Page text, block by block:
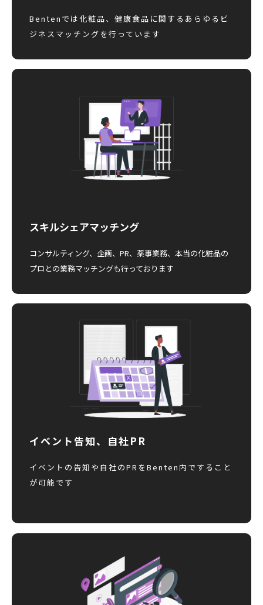
Bentenでは化粧品、健康食品に関するあらゆるビ
ジネスマッチングを行っています
スキルシェアマッチング
コンサルティング、企画、PR、薬事業務、本当の化粧品の
プロとの業務マッチングも行っております
イベント告知、自社PR
イベントの告知や自社のPRをBenten内ですること
が可能です